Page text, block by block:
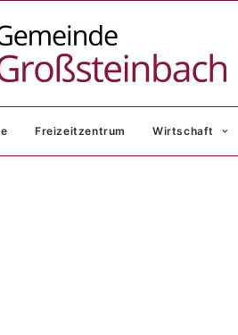
Freizeitzentrum Wirtschaft